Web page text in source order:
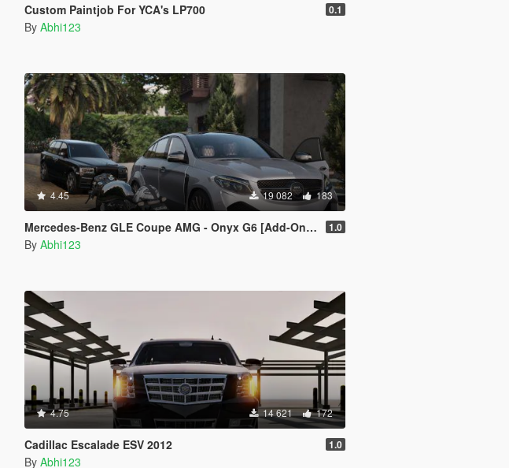
Custom Paintjob For YCA's LP700 0.1
By Abhi123
4.45 19 082 183
Mercedes-Benz GLE Coupe AMG - Onyx G6 [Add-On | Tuning] 1.0
By Abhi123
4.75 14 621 172
Cadillac Escalade ESV 2012 1.0
By Abhi123